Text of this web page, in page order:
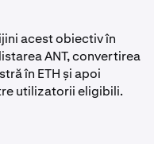
acest obiectiv în
ANT, convertirea
în ETH și apoi
utilizatorii eligibili.